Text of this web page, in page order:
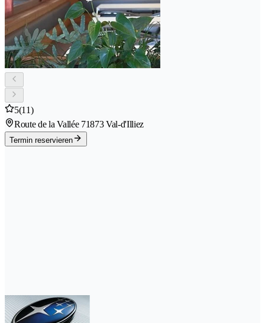
5(11)
Route de la Vallée 71873 Val-d'Illiez
Termin reservieren